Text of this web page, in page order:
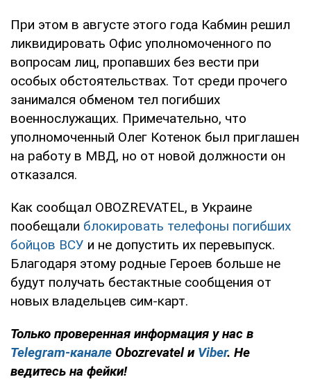
При этом в августе этого года Кабмин решил
ликвидировать Офис уполномоченного по
вопросам лиц, пропавших без вести при
особых обстоятельствах. Тот среди прочего
занимался обменом тел погибших
военнослужащих. Примечательно, что
уполномоченный Олег Котенок был приглашен
на работу в МВД, но от новой должности он
отказался.
Как сообщал OBOZREVATEL, в Украине
пообещали блокировать телефоны погибших
бойцов ВСУ и не допустить их перевыпуск.
Благодаря этому родные Героев больше не
будут получать бестактные сообщения от
новых владельцев сим-карт.
Только проверенная информация у нас в
Telegram-канале Obozrevatel и Viber. Не
ведитесь на фейки!